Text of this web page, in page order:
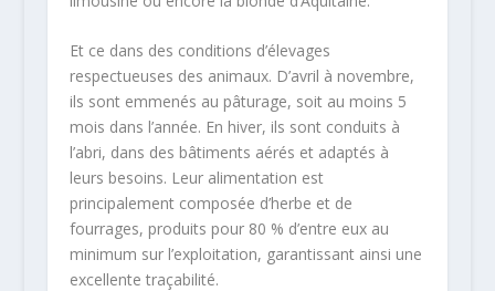
Et ce dans des conditions d’élevages
respectueuses des animaux. D’avril à novembre,
ils sont emmenés au pâturage, soit au moins 5
mois dans l’année. En hiver, ils sont conduits à
l’abri, dans des bâtiments aérés et adaptés à
leurs besoins. Leur alimentation est
principalement composée d’herbe et de
fourrages, produits pour 80 % d’entre eux au
minimum sur l’exploitation, garantissant ainsi une
excellente traçabilité.